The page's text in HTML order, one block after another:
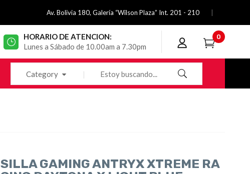
Av. Bolivia 180, Galería “Wilson Plaza” Int. 201 - 210
HORARIO DE ATENCION:
Lunes a Sábado de 10.00am a 7.30pm
0
Category
SILLA GAMING ANTRYX XTREME RA